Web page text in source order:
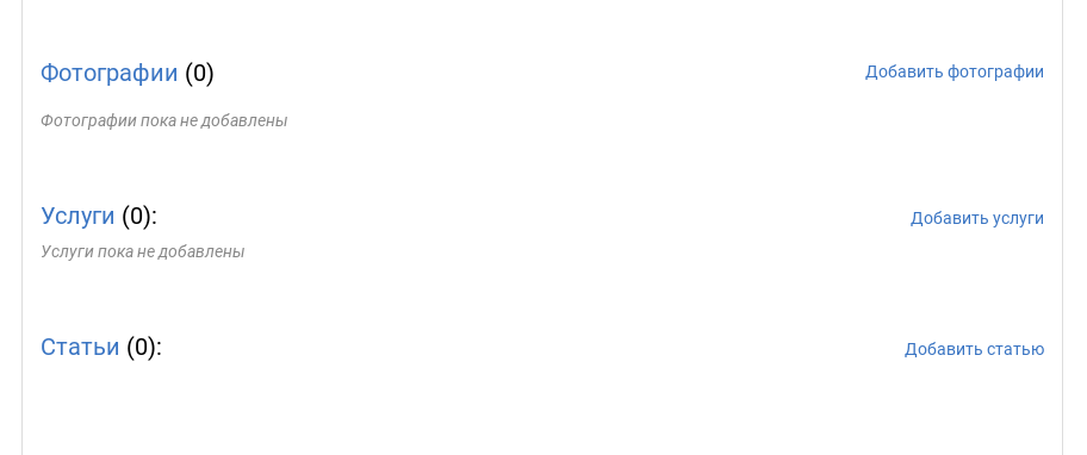
Фотографии (0) Добавить фотографии
Фотографии пока не добавлены
Услуги (0):
Добавить услуги
Услуги пока не добавлены
Статьи (0): Добавить статью